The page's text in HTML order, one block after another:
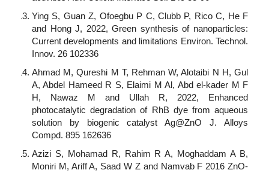
Ying S, Guan Z, Ofoegbu P C, Clubb P, Rico C, He F
and Hong J, 2022, Green synthesis of nanoparticles:
Current developments and limitations Environ. Technol.
Innov. 26 102336
Ahmad M, Qureshi M T, Rehman W, Alotaibi N H, Gul
A, Abdel Hameed R S, Elaimi M Al, Abd el-kader M F
H, Nawaz M and Ullah R, 2022, Enhanced
photocatalytic degradation of RhB dye from aqueous
solution by biogenic catalyst Ag@ZnO J. Alloys
Compd. 895 162636
Azizi S, Mohamad R, Rahim R A, Moghaddam A B,
Moniri M, Ariff A, Saad W Z and Namvab F 2016 ZnO-